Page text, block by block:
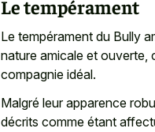
Le tempérament
Le tempérament du Bully
nature amicale et ouverte,
compagnie idéal.
Malgré leur apparence
décrits comme étant